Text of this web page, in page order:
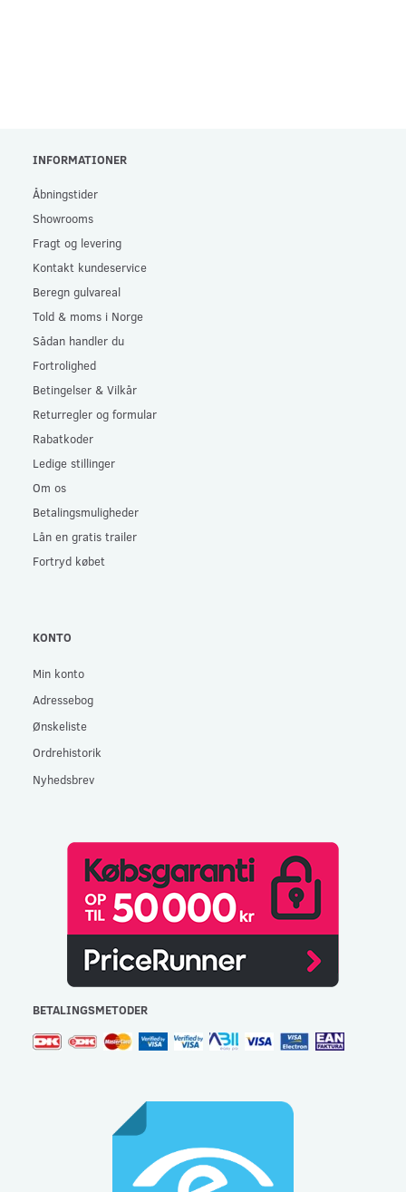
INFORMATIONER
Åbningstider
Showrooms
Fragt og levering
Kontakt kundeservice
Beregn gulvareal
Told & moms i Norge
Sådan handler du
Fortrolighed
Betingelser & Vilkår
Returregler og formular
Rabatkoder
Ledige stillinger
Om os
Betalingsmuligheder
Lån en gratis trailer
Fortryd købet
KONTO
Min konto
Adressebog
Ønskeliste
Ordrehistorik
Nyhedsbrev
BETALINGSMETODER